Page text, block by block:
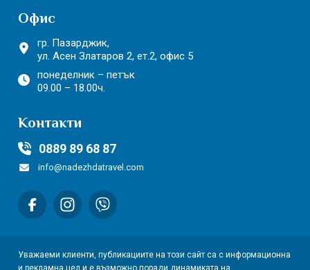
Офис
гр. Пазарджик,
ул. Асен Златаров 2, ет.2, офис 5
понеделник – петък
09.00 – 18.00ч.
Контакти
0889 89 68 87
info@nadezhdatravel.com
Уважаеми клиенти, публикациите на този сайт са с информационна